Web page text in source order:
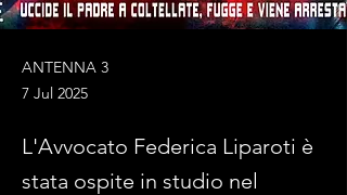
ANTENNA 3
7 Jul 2025
L'Avvocato Federica Liparoti è
stata ospite in studio nel